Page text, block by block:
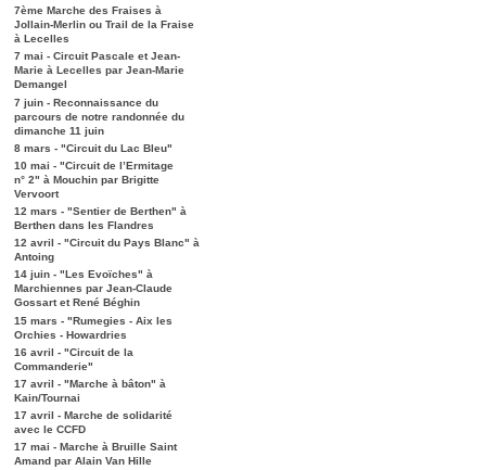
7ème Marche des Fraises à
Jollain-Merlin ou Trail de la Fraise
à Lecelles
7 mai - Circuit Pascale et Jean-
Marie à Lecelles par Jean-Marie
Demangel
7 juin - Reconnaissance du
parcours de notre randonnée du
dimanche 11 juin
8 mars - "Circuit du Lac Bleu"
10 mai - "Circuit de l’Ermitage
n° 2" à Mouchin par Brigitte
Vervoort
12 mars - "Sentier de Berthen" à
Berthen dans les Flandres
12 avril - "Circuit du Pays Blanc" à
Antoing
14 juin - "Les Evoïches" à
Marchiennes par Jean-Claude
Gossart et René Béghin
15 mars - "Rumegies - Aix les
Orchies - Howardries
16 avril - "Circuit de la
Commanderie"
17 avril - "Marche à bâton" à
Kain/Tournai
17 avril - Marche de solidarité
avec le CCFD
17 mai - Marche à Bruille Saint
Amand par Alain Van Hille